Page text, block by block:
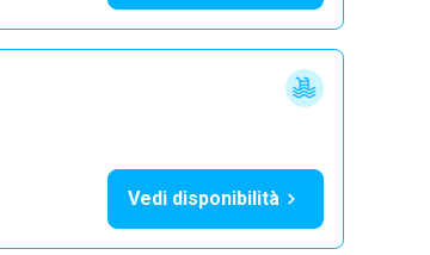
Vedi disponibilità